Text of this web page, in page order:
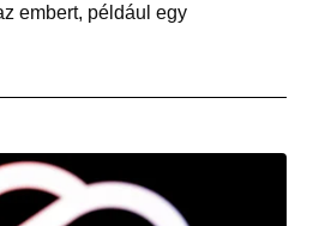
embert, például egy